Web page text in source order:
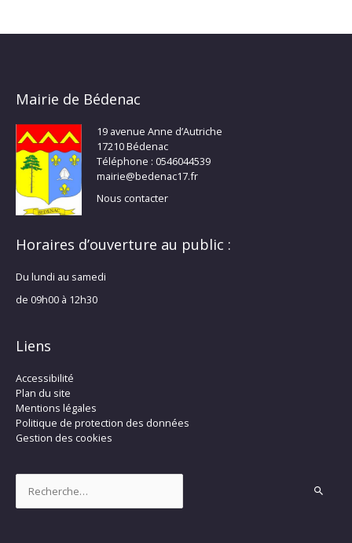
Mairie de Bédenac
19 avenue Anne d’Autriche
17210 Bédenac
Téléphone : 0546044539
mairie@bedenac17.fr
Nous contacter
Horaires d’ouverture au public :
Du lundi au samedi
de 09h00 à 12h30
Liens
Accessibilité
Plan du site
Mentions légales
Politique de protection des données
Gestion des cookies